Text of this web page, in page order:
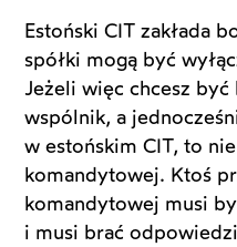
Estoński CIT zakłada
spółki mogą być
Jeżeli więc chcesz
wspólnik, a
w estońskim CIT, to
komandytowej. Ktoś
komandytowej musi
i musi brać